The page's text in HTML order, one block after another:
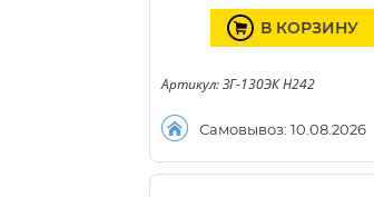
Самовывоз: 10.08.2026
В КОРЗИНУ
Артикул: ЗГ-130ЭК H242